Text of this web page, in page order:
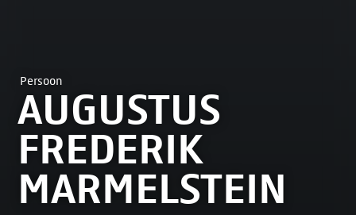
Persoon
AUGUSTUS
FREDERIK
MARMELSTEIN